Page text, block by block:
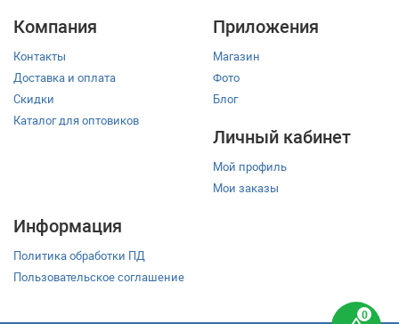
Компания
Контакты
Доставка и оплата
Скидки
Каталог для оптовиков
Приложения
Магазин
Фото
Блог
Личный кабинет
Мой профиль
Мои заказы
Информация
Политика обработки ПД
Пользовательское соглашение